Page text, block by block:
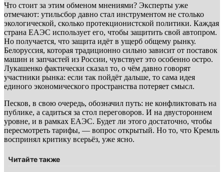
Что стоит за этим обменом мнениями? Эксперты уже
отмечают: утильсбор давно стал инструментом не столько
экологической, сколько протекционистской политики. Каждая
страна ЕАЭС использует его, чтобы защитить свой автопром.
Но получается, что защита идёт в ущерб общему рынку.
Белоруссия, которая традиционно сильно зависит от поставок
машин и запчастей из России, чувствует это особенно остро.
Лукашенко фактически сказал то, о чём давно говорят
участники рынка: если так пойдёт дальше, то сама идея
единого экономического пространства потеряет смысл.
Песков, в свою очередь, обозначил путь: не конфликтовать на
публике, а садиться за стол переговоров. И на двустороннем
уровне, и в рамках ЕАЭС. Будет ли этого достаточно, чтобы
пересмотреть тарифы, — вопрос открытый. Но то, что Кремль
воспринял критику всерьёз, уже ясно.
Читайте также